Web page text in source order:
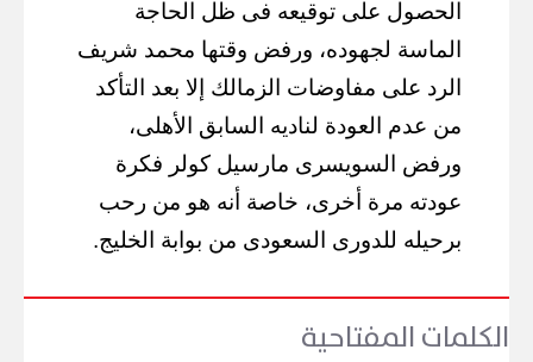
الحصول على توقيعه فى ظل الحاجة
الماسة لجهوده، ورفض وقتها محمد شريف
الرد على مفاوضات الزمالك إلا بعد التأكد
من عدم العودة لناديه السابق الأهلى،
ورفض السويسرى مارسيل كولر فكرة
عودته مرة أخرى، خاصة أنه هو من رحب
برحيله للدورى السعودى من بوابة الخليج.
الكلمات المفتاحية